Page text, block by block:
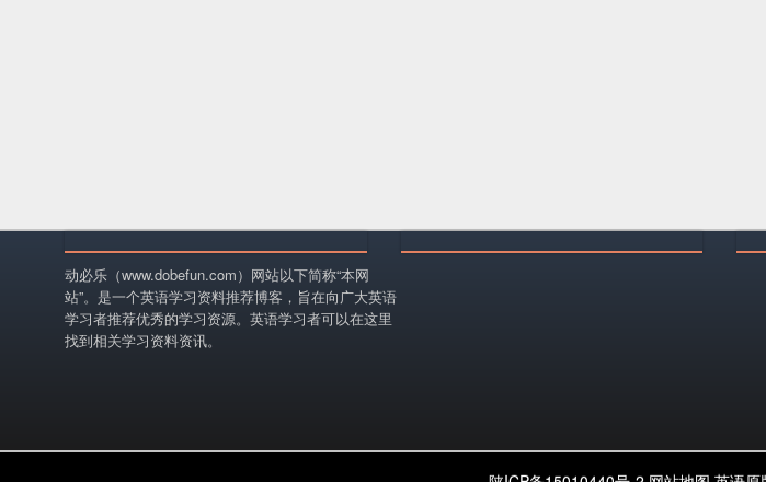
动必乐（www.dobefun.com）网站以下简称“本网
站”。是一个英语学习资料推荐博客，旨在向广大英语
学习者推荐优秀的学习资源。英语学习者可以在这里
找到相关学习资料资讯。